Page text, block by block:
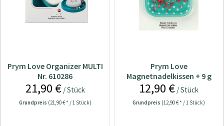
Prym Love Organizer MULTI
Nr. 610286
21,90 €/ Stück
Grundpreis (21,90 € * / 1 Stück)
Prym Love
Magnetnadelkissen + 9 g
Glaskopf Nadel Nr 610287
12,90 € / Stück
Grundpreis (12,90 € * / 1 Stück)